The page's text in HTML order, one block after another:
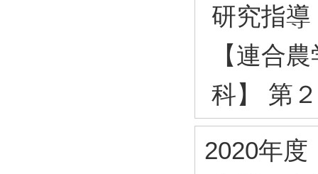
研究指
【連合
科】 第
2020年度